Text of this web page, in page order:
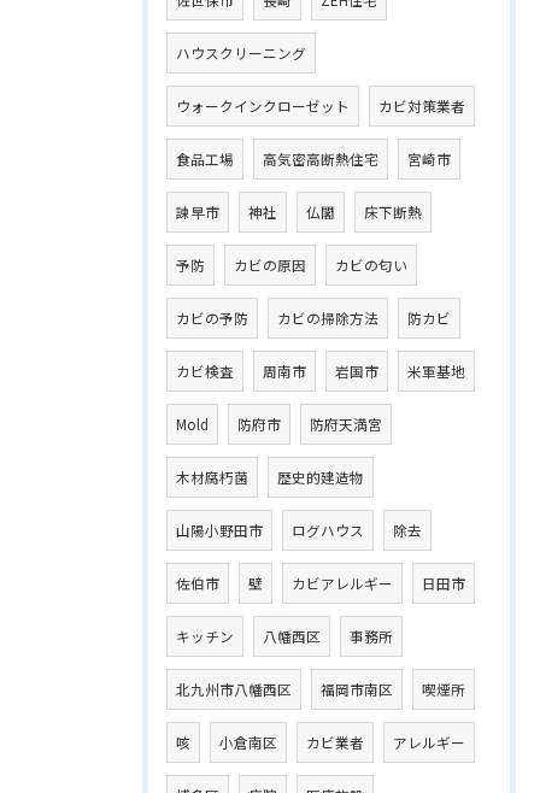
ハウスクリーニング
ウォークインクローゼット カビ対策業者
食品工場 高気密高断熱住宅 宮崎市
諫早市 神社 仏閣 床下断熱
予防 カビの原因 カビの匂い
カビの予防 カビの掃除方法 防カビ
カビ検査 周南市 岩国市 米軍基地
Mold 防府市 防府天満宮
木材腐朽菌 歴史的建造物
山陽小野田市 ログハウス 除去
佐伯市 壁 カビアレルギー 日田市
キッチン 八幡西区 事務所
北九州市八幡西区 福岡市南区 喫煙所
咳 小倉南区 カビ業者 アレルギー